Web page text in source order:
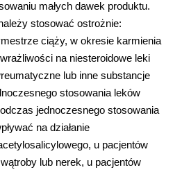
małych dawek produktu.
stosować ostrożnie:
ciąży, w okresie karmienia
na niesteroidowe leki
lub inne substancje
stosowania leków
jednoczesnego stosowania
na działanie
u pacjentów
lub nerek, u pacjentów